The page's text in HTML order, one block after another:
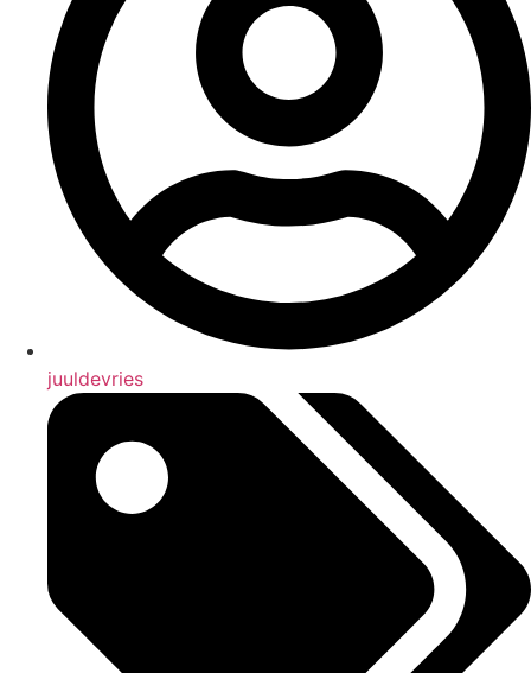
juuldevries